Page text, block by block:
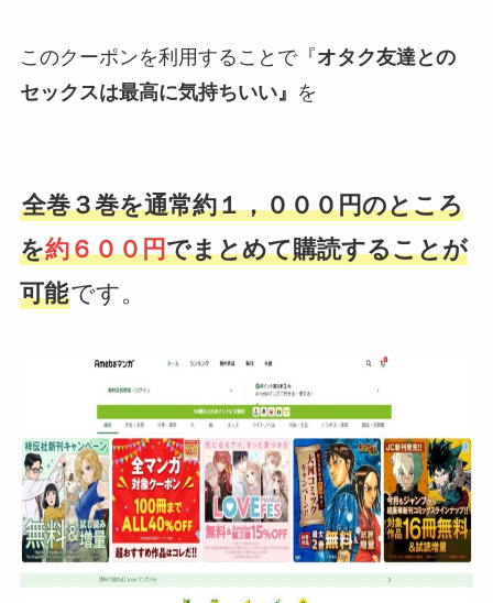
このクーポンを利用することで『オタク友達との
セックスは最高に気持ちいい』 を
全巻３巻を通常約１，０００円のところ
を約６００円でまとめて購読することが
可能です。